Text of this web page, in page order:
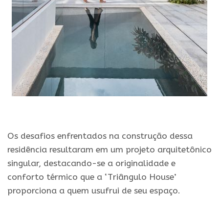
Os desafios enfrentados na construção dessa
residência resultaram em um projeto arquitetônico
singular, destacando-se a originalidade e
conforto térmico que a ‘Triângulo House’
proporciona a quem usufrui de seu espaço.